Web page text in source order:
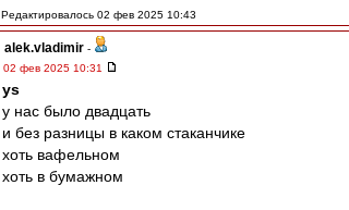
Редактировалось 02 фев 2025 10:43
alek.vladimir -
02 фев 2025 10:31
ys
у нас было двадцать
и без разницы в каком стаканчике
хоть вафельном
хоть в бумажном